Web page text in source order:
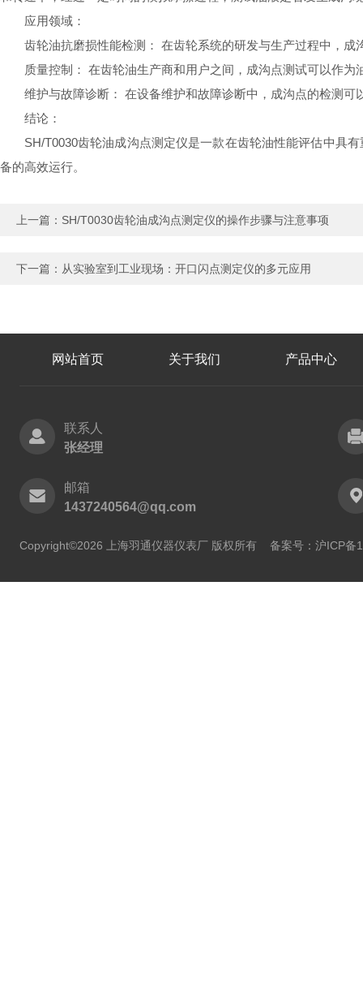
应用领域：
齿轮油抗磨损性能检测： 在齿轮系统的研发与生产过程中，
质量控制： 在齿轮油生产商和用户之间，成沟点测试可以作
维护与故障诊断： 在设备维护和故障诊断中，成沟点的检测
结论：
SH/T0030齿轮油成沟点测定仪是一款在齿轮油性能评估中具
备的高效运行。
上一篇： SH/T0030齿轮油成沟点测定仪的操作步骤与注意事项
下一篇： 从实验室到工业现场：开口闪点测定仪的多元应用
网站首页 关于我们 产品中心
联系人
张经理
邮箱
1437240564@qq.com
Copyright©2026 上海羽通仪器仪表厂 版权所有 备案号：沪ICP备